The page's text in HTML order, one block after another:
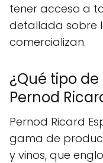
tener acceso a
detallada sobre
comercializan.
¿Qué tipo
Pernod
Pernod Ricard
gama de
y vinos, que